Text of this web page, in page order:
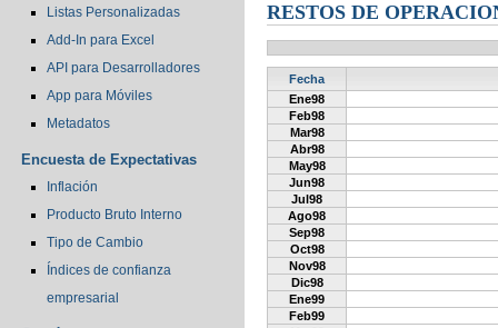
Listas Personalizadas
Add-In para Excel
API para Desarrolladores
App para Móviles
Metadatos
Encuesta de Expectativas
Inflación
Producto Bruto Interno
Tipo de Cambio
Índices de confianza
empresarial
RESTOS DE
Fecha
Ene98
Feb98
Mar98
Abr98
May98
Jun98
Jul98
Ago98
Sep98
Oct98
Nov98
Dic98
Ene99
Feb99